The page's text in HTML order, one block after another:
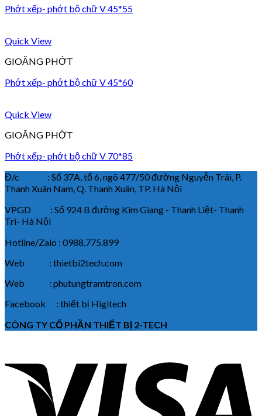
Phớt xếp- phớt bộ chữ V 45*55
Quick View
GIOĂNG PHỚT
Phớt xếp- phớt bộ chữ V 45*60
Quick View
GIOĂNG PHỚT
Phớt xếp- phớt bộ chữ V 70*85
Đ/c : Số 37A, tổ 6, ngõ 477/50 đường Nguyễn Trãi, P.
Thanh Xuân Nam, Q. Thanh Xuân, TP. Hà Nội
VPGD : Số 924 B đường Kim Giang - Thanh Liệt- Thanh
Trì- Hà Nội
Hotline/Zalo : 0988.775.899
Web : thietbi2tech.com
Web : phutungtramtron.com
Facebook : thiết bị Higitech
CÔNG TY CỔ PHẦN THIẾT BỊ 2-TECH